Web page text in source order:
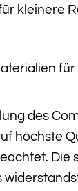
kleinere
des
höchste
Die